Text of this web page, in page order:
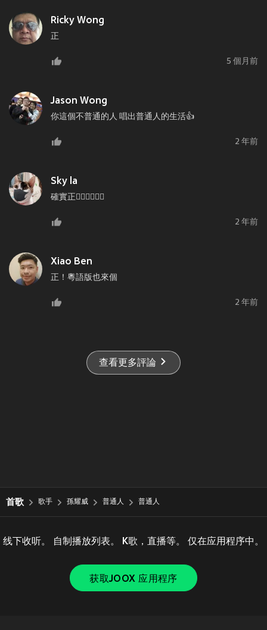
Ricky Wong
正
5 個月前
Jason Wong
你這個不普通的人 唱出普通人的生活👍
2 年前
Sky la
確實正👍🏻👍🏻👍🏻
2 年前
Xiao Ben
正！粵語版也來個
2 年前
查看更多評論
首歌 歌手 孫耀威 普通人 普通人
线下收听。 自制播放列表。 K歌，直播等。 仅在应用程序中。
获取JOOX 应用程序